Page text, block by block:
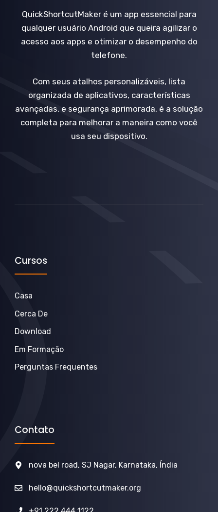
QuickShortcutMaker é um app essencial para
qualquer usuário Android que queira agilizar o
acesso aos apps e otimizar o desempenho do
telefone.
Com seus atalhos personalizáveis, lista
organizada de aplicativos, características
avançadas, e segurança aprimorada, é a solução
completa para melhorar a maneira como você
usa seu dispositivo.
Cursos
Casa
Cerca De
Download
Em Formação
Perguntas Frequentes
Contato
nova bel road, SJ Nagar, Karnataka, Índia
hello@quickshortcutmaker.org